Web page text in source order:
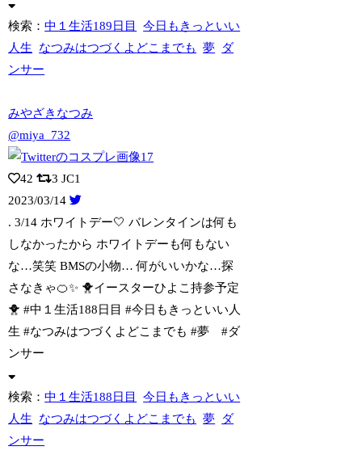
検索：中１生活189日目
今日もきっといい
人生
なつみはつづくよどこまでも 夢
ダ
ンサー
みやざきなつみ
@miya_732
42 3 JC1
2023/03/14
. 3/14 ホワイトデー🤍 バレンタインは何も
しなかったから ホワイトデーも何もない
な…笑笑 BMSの小物… 何がいいかな…探
さなきゃ🍊✨ 🐥イースターひよこ持参予定
🐥 #中１生活188日目 #今日もきっといい人
生 #なつみはつづくよどこまでも #夢 #ダ
ンサー
検索：中１生活188日目
今日もきっといい
人生
なつみはつづくよどこまでも 夢
ダ
ンサー